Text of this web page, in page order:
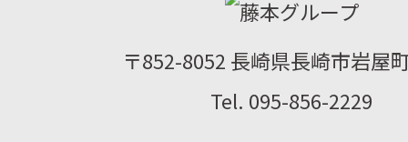
〒852-8052 長崎県長崎市岩屋
Tel. 095-856-2229